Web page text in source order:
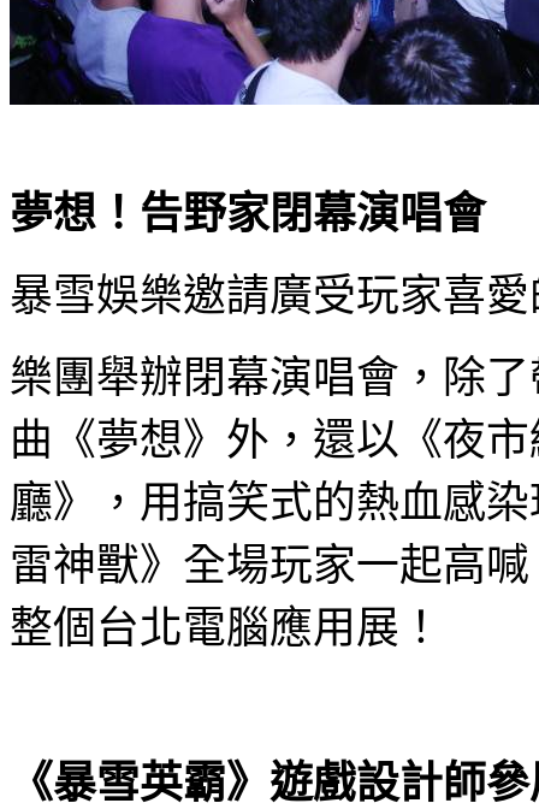
夢想！告野家閉幕演唱會
暴雪娛樂邀請廣受玩家喜
樂團舉辦閉幕演唱會，除
曲《夢想》外，還以《夜
廳》，用搞笑式的熱血感
雷神獸》全場玩家一起高
整個台北電腦應用展！
《暴雪英霸》遊戲設計師